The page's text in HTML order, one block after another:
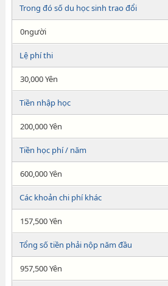
Trong đó số du học sinh trao đổi
0người
Lệ phí thi
30,000 Yên
Tiền nhập học
200,000 Yên
Tiền học phí / năm
600,000 Yên
Các khoản chi phí khác
157,500 Yên
Tổng số tiền phải nộp năm đầu
957,500 Yên